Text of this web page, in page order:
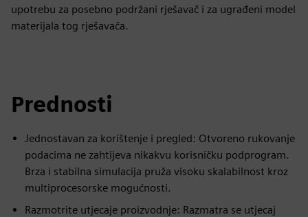
upotrebu za posebno podržani rješavač i za ugrađeni model
materijala tog rješavača.
Prednosti
Jednostavan za korištenje i pregled: Otvoreno rukovanje
podacima ne zahtijeva nikakvu korisničku podprogram.
Brza i stabilna simulacija pruža visoku skalabilnost kroz
multiprocesorske mogućnosti.
Razmotrite utjecaje proizvodnje: Razmatra se utjecaj